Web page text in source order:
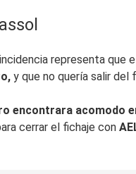
representa que
y que no quería salir del
encontrara acomodo
cerrar el fichaje con